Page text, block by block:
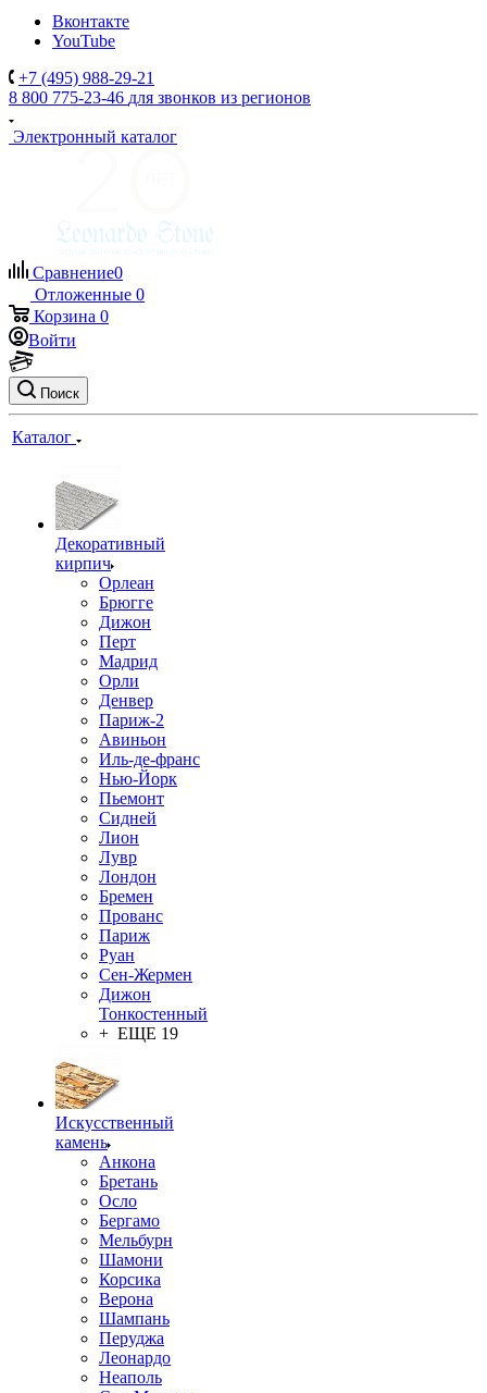
Вконтакте
YouTube
+7 (495) 988-29-21
8 800 775-23-46 для звонков из регионов
Электронный каталог
Сравнение0
Отложенные 0
Корзина 0
Войти
Поиск
Каталог
Декоративный
кирпич
Орлеан
Брюгге
Дижон
Перт
Мадрид
Орли
Денвер
Париж-2
Авиньон
Иль-де-франс
Нью-Йорк
Пьемонт
Сидней
Лион
Лувр
Лондон
Бремен
Прованс
Париж
Руан
Сен-Жермен
Дижон
Тонкостенный
+ ЕЩЕ 19
Искусственный
камень
Анкона
Бретань
Осло
Бергамо
Мельбурн
Шамони
Корсика
Верона
Шампань
Перуджа
Леонардо
Неаполь